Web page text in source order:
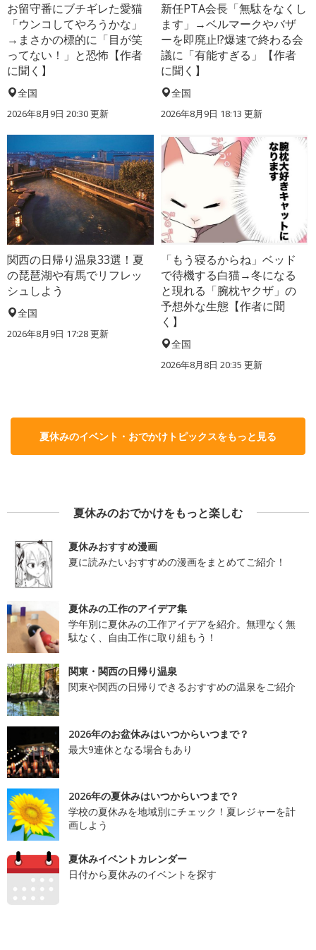
お留守番にブチギレた愛猫
「ウンコしてやろうかな」
→まさかの標的に「目が笑
ってない！」と恐怖【作者
に聞く】
全国
2026年8月9日 20:30更新
新任PTA会長「無駄をなくし
ます」→ベルマークやバザ
ーを即廃止!?爆速で終わる会
議に「有能すぎる」【作者
に聞く】
全国
2026年8月9日 18:13 更新
関西の日帰り温泉33選！夏
の琵琶湖や有馬でリフレッ
シュしよう
全国
2026年8月9日 17:28更新
「もう寝るからね」ベッド
で待機する白猫→冬になる
と現れる「腕枕ヤクザ」の
予想外な生態【作者に聞
く】
全国
2026年8月8日 20:35 更新
夏休みのイベント・おでかけトピックスをもっと見る
夏休みのおでかけをもっと楽しむ
夏休みおすすめ漫画
夏に読みたいおすすめの漫画をまとめてご紹介！
夏休みの工作のアイデア集
学年別に夏休みの工作アイデアを紹介。無理なく無
駄なく、自由工作に取り組もう！
関東・関西の日帰り温泉
関東や関西の日帰りできるおすすめの温泉をご紹介
2026年のお盆休みはいつからいつまで？
最大9連休となる場合もあり
2026年の夏休みはいつからいつまで？
学校の夏休みを地域別にチェック！夏レジャーを計
画しよう
夏休みイベントカレンダー
日付から夏休みのイベントを探す